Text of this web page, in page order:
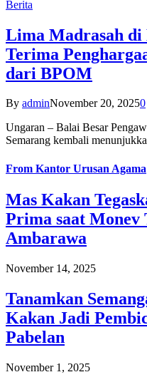
Berita
Lima Madrasah di
Terima
dari BPOM
By adminNovember 20, 20250
Ungaran – Balai Besar
Semarang kembali
From Kantor Urusan Agama
Mas Kakan
Prima saat Monev
Ambarawa
November 14, 2025
Tanamkan
Kakan Jadi
Pabelan
November 1, 2025